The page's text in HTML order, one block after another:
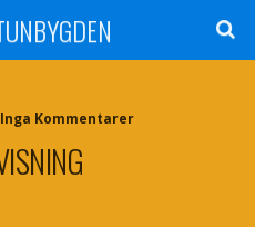
Inga Kommentarer